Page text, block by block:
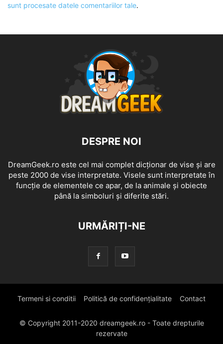
sunt procesate datele comentariilor tale.
DESPRE NOI
DreamGeek.ro este cel mai complet dicționar de vise și are
peste 2000 de vise interpretate. Visele sunt interpretate în
funcție de elementele ce apar, de la animale și obiecte
până la simboluri și diferite stări.
URMĂRIȚI-NE
Termeni si conditii Politică de confidențialitate Contact
© Copyright 2011-2020 dreamgeek.ro - Toate drepturile
rezervate